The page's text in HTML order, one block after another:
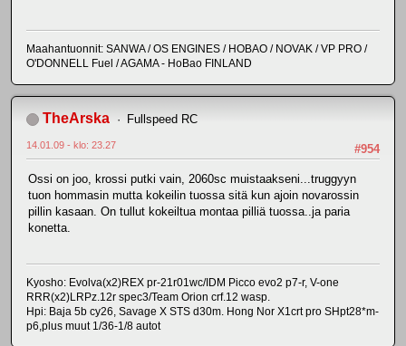
Maahantuonnit: SANWA / OS ENGINES / HOBAO / NOVAK / VP PRO /
O'DONNELL Fuel / AGAMA - HoBao FINLAND
TheArska Fullspeed RC
#954
14.01.09 - klo: 23.27
Ossi on joo, krossi putki vain, 2060sc muistaakseni...truggyyn
tuon hommasin mutta kokeilin tuossa sitä kun ajoin novarossin
pillin kasaan. On tullut kokeiltua montaa pilliä tuossa..ja paria
konetta.
Kyosho: Evolva(x2)REX pr-21r01wc/IDM Picco evo2 p7-r, V-one
RRR(x2)LRPz.12r spec3/Team Orion crf.12 wasp.
Hpi: Baja 5b cy26, Savage X STS d30m. Hong Nor X1crt pro SHpt28*m-
p6,plus muut 1/36-1/8 autot